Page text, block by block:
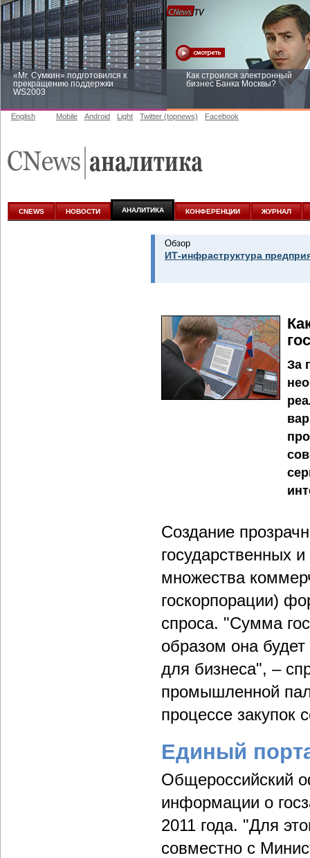
«Mr. Сумкин» подготовился к
прекращению поддержки
WS2003
Как строился электронный
бизнес Банка Москвы?
аналитике
English Mobile Android Light Twitter (topnews) Facebook
CNEWS НОВОСТИ АНАЛИТИКА КОНФЕРЕНЦИИ ЖУРНАЛ
Обзор
ИТ-инфраструктура
За
Создание
государственных
множества
госкорпорации)
спроса. "Сумма
образом она
для бизнеса", –
промышленной
процессе закупок
Единый
Общероссийский
информации о
2011 года. "Для
совместно с